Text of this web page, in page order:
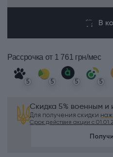
В
Рассрочка от 1 761 грн/мес
5 5 5 5
Скидка 5% военным и
Для получения скидки
Срок действия акции с